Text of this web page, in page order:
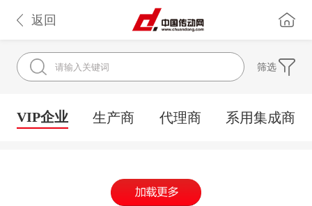
返回
筛选
VIP企业 生产商 代理商 系用集成商